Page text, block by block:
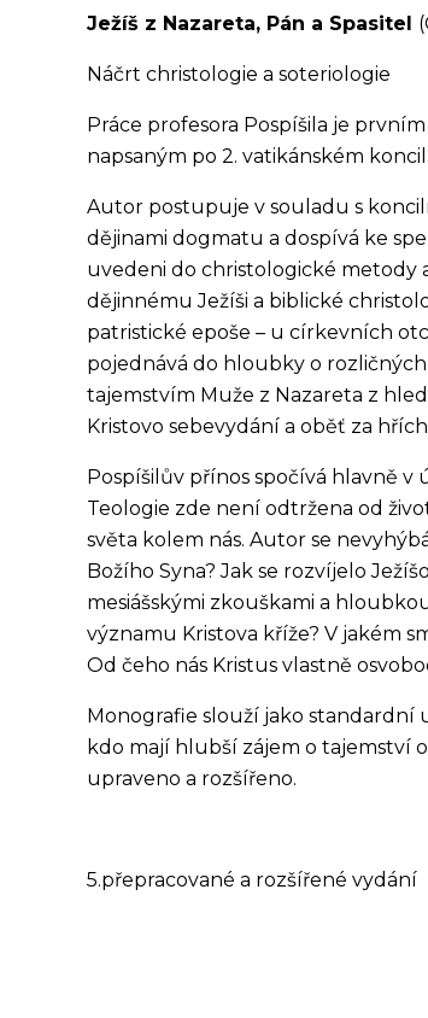
Ježíš z Nazareta, Pán a Spasitel
Náčrt christologie a soteriologie
Práce profesora Pospíšila je
napsaným po 2. vatikánském
Autor postupuje v souladu s
dějinami dogmatu a dospívá ke
uvedeni do christologické
dějinnému Ježíši a biblické
patristické epoše – u církevních
pojednává do hloubky o
tajemstvím Muže z Nazareta z
Kristovo sebevydání a oběť za
Pospíšilův přínos spočívá hlavně v
Teologie zde není odtržena od
světa kolem nás. Autor se
Božího Syna? Jak se rozvíjelo
mesiášskými zkouškami a
významu Kristova kříže? V jakém
Od čeho nás Kristus vlastně
Monografie slouží jako standardní
kdo mají hlubší zájem o tajemství
upraveno a rozšířeno.
5.přepracované a rozšířené vydání